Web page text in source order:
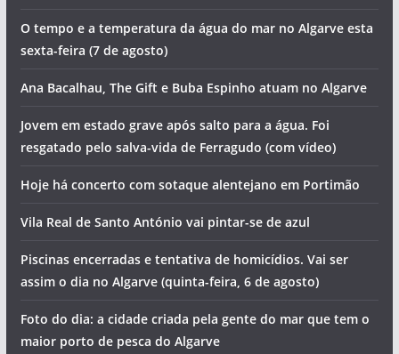
O tempo e a temperatura da água do mar no Algarve esta
sexta-feira (7 de agosto)
Ana Bacalhau, The Gift e Buba Espinho atuam no Algarve
Jovem em estado grave após salto para a água. Foi
resgatado pelo salva-vida de Ferragudo (com vídeo)
Hoje há concerto com sotaque alentejano em Portimão
Vila Real de Santo António vai pintar-se de azul
Piscinas encerradas e tentativa de homicídios. Vai ser
assim o dia no Algarve (quinta-feira, 6 de agosto)
Foto do dia: a cidade criada pela gente do mar que tem o
maior porto de pesca do Algarve